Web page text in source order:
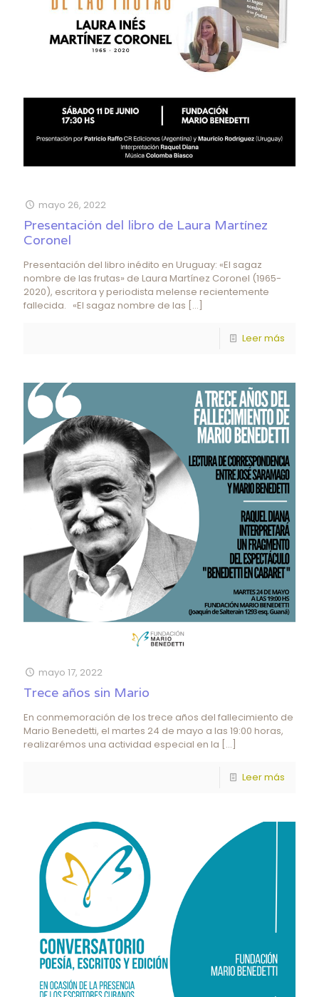
mayo 26, 2022
Presentación del libro de Laura Martínez
Coronel
Presentación del libro inédito en Uruguay: «El sagaz
nombre de las frutas» de Laura Martínez Coronel (1965-
2020), escritora y periodista melense recientemente
fallecida. «El sagaz nombre de las […]
Leer más
mayo 17, 2022
Trece años sin Mario
En conmemoración de los trece años del fallecimiento de
Mario Benedetti, el martes 24 de mayo a las 19:00 horas,
realizarémos una actividad especial en la […]
Leer más